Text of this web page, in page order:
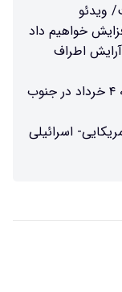
ویدئو
خواهیم داد
اطراف
اسامی شهدای حمله سحرگاه شب گذشته ۴ خرداد در جنوب
اسرائیلی